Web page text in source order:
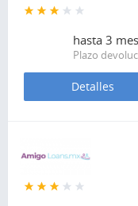
hasta 3
Plazo
Detalles